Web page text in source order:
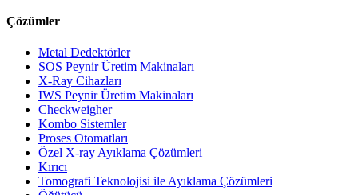
Çözümler
Metal Dedektörler
SOS Peynir Üretim Makinaları
X-Ray Cihazları
IWS Peynir Üretim Makinaları
Checkweigher
Kombo Sistemler
Proses Otomatları
Özel X-ray Ayıklama Çözümleri
Kırıcı
Tomografi Teknolojisi ile Ayıklama Çözümleri